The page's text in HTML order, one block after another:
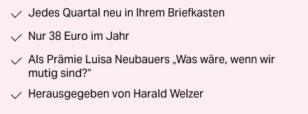
Jedes Quartal neu in Ihrem Briefkasten
Nur 38 Euro im Jahr
Als Prämie Luisa Neubauers „Was wäre, wenn wir
mutig sind?“
Herausgegeben von Harald Welzer